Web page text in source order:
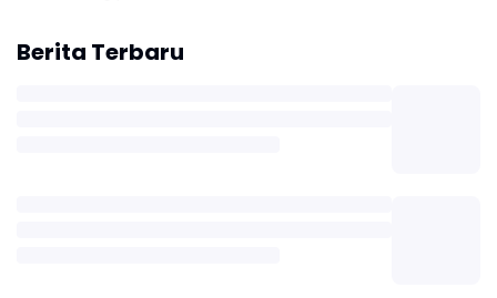
Berita Terbaru